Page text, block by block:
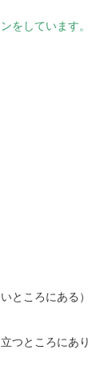
をしています。
ところにある）
つところにあり